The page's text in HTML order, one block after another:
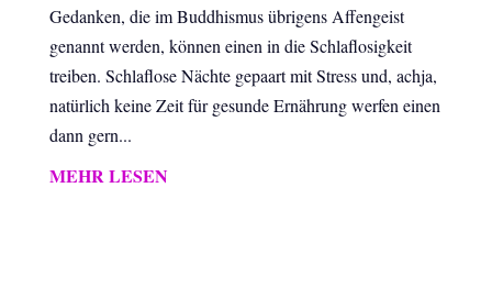
Gedanken, die im Buddhismus übrigens Affengeist
genannt werden, können einen in die Schlaflosigkeit
treiben. Schlaflose Nächte gepaart mit Stress und, achja,
natürlich keine Zeit für gesunde Ernährung werfen einen
dann gern...
MEHR LESEN